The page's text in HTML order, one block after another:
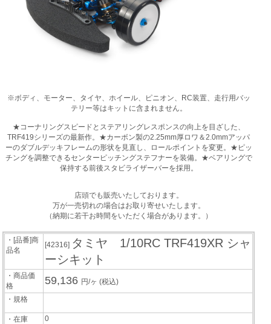
※ボディ、モーター、タイヤ、ホイール、ピニオン、RC装置、走行用バッ
テリー等はキットに含まれません。
★コーナリングスピードとステアリングレスポンスの向上を目ざした、
TRF419シリーズの最新作。★カーボン製の2.25mm厚ロワ＆2.0mmアッパ
ーのダブルデッキフレームの形状を見直し、ロールポイントを変更。★ピッ
チングを調整できるセンターピッチングステフナーを装備。★ベアリングで
保持する前後スタビライザーバーを採用。
店頭でも販売いたしております。
万が一売切れの場合はお取り寄せいたします。
（納期に若干お時間をいただく場合があります。）
・[品番]商
品名
[42316] タミヤ 1/10RC TRF419XR シャ
ーシキット
・商品価
格
59,136 円/ヶ(税込)
・規格
・在庫
0